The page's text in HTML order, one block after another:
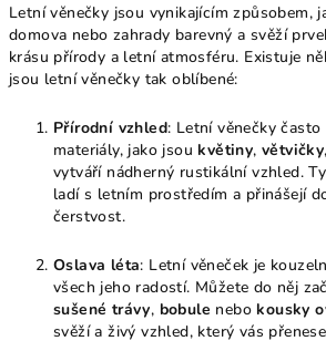
Letní věnečky jsou vynikajícím způsobem,
domova nebo zahrady barevný a svěží
krásu přírody a letní atmosféru. Existuje
jsou letní věnečky tak oblíbené:
Přírodní vzhled: Letní věnečky
materiály, jako jsou květiny,větvičky,
vytváří nádherný rustikální vzhled.
ladí s letním prostředím a přinášejí
čerstvost.
Oslava léta: Letní věneček je
všech jeho radostí. Můžete do něj
sušené trávy, bobule nebo kousky
svěží a živý vzhled, který vás